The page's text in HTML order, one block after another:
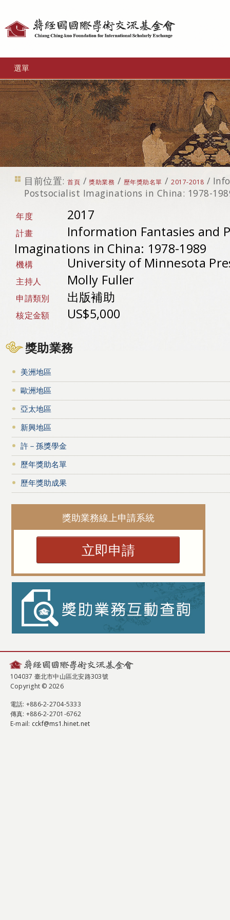
選單
目前位置: 首頁 /獎助業務 / 歷年獎助名單 /2017-2018 /
Postsocialist Imaginations in China: 1978-
年度 2017
計畫
Information Fantasies and
Imaginations in China: 1978-1989
機構 University of Minnesota
主持人 Molly Fuller
申請類別 出版補助
核定金額 US$5,000
獎助業務
美洲地區
歐洲地區
亞太地區
新興地區
許－孫獎學金
歷年獎助名單
歷年獎助成果
獎助業務線上申請系統
立即申請
104037 臺北市中山區北安路303號
Copyright © 2026
電話: +886-2-2704-5333
傳真: +886-2-2701-6762
E-mail: cckf@ms1.hinet.net